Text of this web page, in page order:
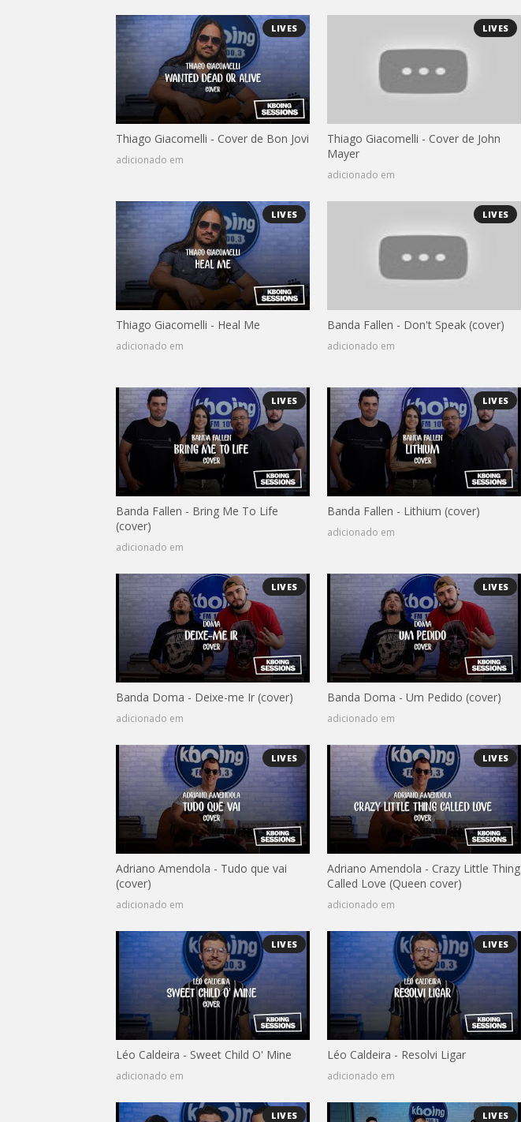
LIVES
Thiago Giacomelli - Cover de Bon Jovi
adicionado em
LIVES
Thiago Giacomelli - Cover de John
Mayer
adicionado em
LIVES
Thiago Giacomelli - Heal Me
adicionado em
LIVES
Banda Fallen - Don't Speak (cover)
adicionado em
LIVES
Banda Fallen - Bring Me To Life
(cover)
adicionado em
LIVES
Banda Fallen - Lithium (cover)
adicionado em
LIVES
Banda Doma - Deixe-me Ir (cover)
adicionado em
LIVES
Banda Doma - Um Pedido (cover)
adicionado em
LIVES
Adriano Amendola - Tudo que vai
(cover)
adicionado em
LIVES
Adriano Amendola - Crazy Little Thing
Called Love (Queen cover)
adicionado em
LIVES
Léo Caldeira - Sweet Child O' Mine
adicionado em
LIVES
Léo Caldeira - Resolvi Ligar
adicionado em
LIVES LIVES